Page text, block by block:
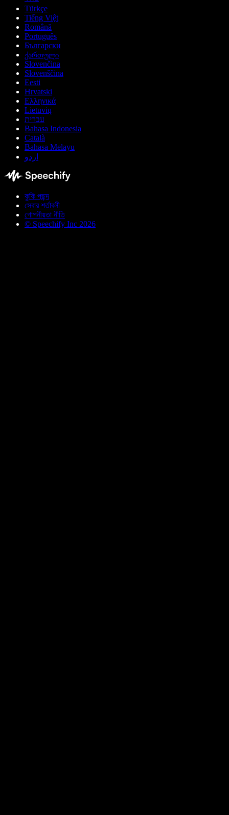
Türkçe
Tiếng Việt
Română
Português
Български
ქართული
Slovenčina
Slovenščina
Eesti
Hrvatski
Ελληνικά
Lietuvių
עברית
Bahasa Indonesia
Català
Bahasa Melayu
اردو
কুকি পছন্দ
সেবার শর্তাবলী
গোপনীয়তা নীতি
© Speechify Inc 2026